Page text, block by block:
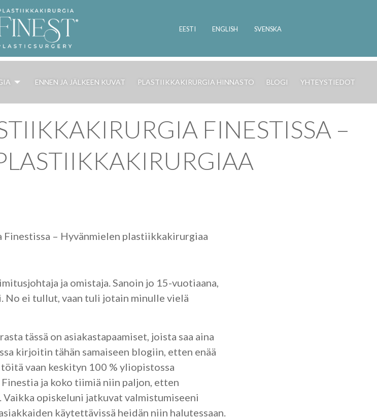
EESTI ENGLISH SVENSKA
ENNEN JA JÄLKEEN KUVAT PLASTIIKKAKIRURGIA HINNASTO BLOGI YHTEYSTIEDOT
FINESTISSA –
– Hyvänmielen plastiikkakirurgiaa
ja omistaja. Sanoin jo 15-vuotiaana,
ei tullut, vaan tuli jotain minulle vielä
tässä on asiakastapaamiset, joista saa aina
kirjoitin tähän samaiseen blogiin, etten enää
vaan keskityn 100 % yliopistossa
ja koko tiimiä niin paljon, etten
opiskeluni jatkuvat valmistumiseeni
käytettävissä heidän niin halutessaan.